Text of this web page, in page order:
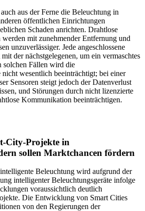
aus der Ferne die Beleuchtung in
öffentlichen Einrichtungen
Schaden anrichten. Drahtlose
mit zunehmender Entfernung und
unzuverlässiger. Jede angeschlossene
der nächstgelegenen, um ein vermaschtes
Fällen wird die
nicht wesentlich beeinträchtigt; bei einer
Sensoren steigt jedoch der Datenverlust
und Störungen durch nicht lizenzierte
Kommunikation beeinträchtigen.
City-Projekte in
sollen Marktchancen fördern
Beleuchtung wird aufgrund der
intelligenter Beleuchtungsgeräte infolge
voraussichtlich deutlich
Die Entwicklung von Smart Cities
von den Regierungen der